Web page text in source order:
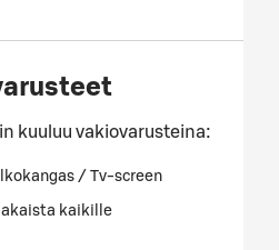
kuuluu vakiovarusteina:
/ Tv-screen
kaikille